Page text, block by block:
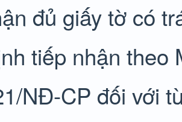
đủ giấy tờ có
tiếp nhận theo
NĐ-CP đối với